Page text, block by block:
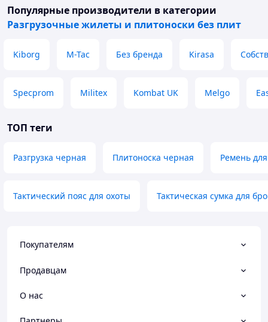
Популярные производители в категории
Разгрузочные жилеты и плитоноски без плит
Kiborg M-Tac Без бренда Kirasa
Specprom Militex Kombat UK Melgo
ТОП теги
Разгрузка черная Плитоноска черная Ремень
Тактический пояс для охоты Тактическая сумка для
Покупателям
Продавцам
О нас